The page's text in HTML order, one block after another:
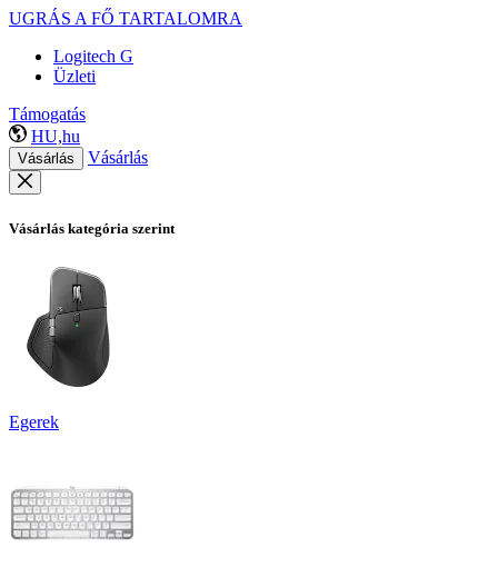
UGRÁS A FŐ TARTALOMRA
Logitech G
Üzleti
Támogatás
HU,hu
Vásárlás Vásárlás
Vásárlás kategória szerint
Egerek